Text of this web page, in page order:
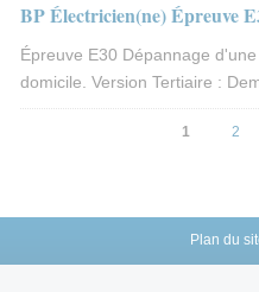
BP Électricien(ne) Épreuve
Épreuve E30 Dépannage
domicile. Version Tertiaire :
1 2
Plan du